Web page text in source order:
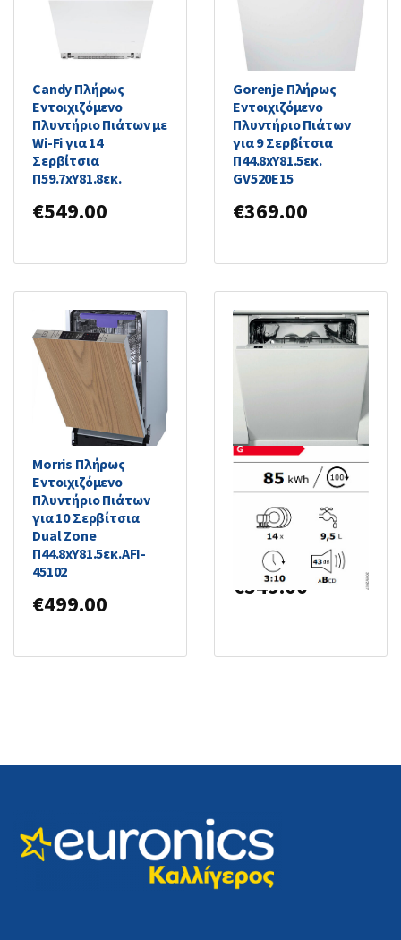
Candy Πλήρως
Εντοιχιζόμενο
Πλυντήριο Πιάτων με
Wi-Fi για 14
Σερβίτσια
Π59.7xY81.8εκ.
€549.00
Gorenje Πλήρως
Εντοιχιζόμενο
Πλυντήριο Πιάτων
για 9 Σερβίτσια
Π44.8xY81.5εκ.
GV520E15
€369.00
Morris Πλήρως
Εντοιχιζόμενο
Πλυντήριο Πιάτων
για 10 Σερβίτσια
Dual Zone
Π44.8xY81.5εκ.AFI-
45102
€499.00
Whirlpool Πλήρως
Εντοιχιζόμενο
για 14 Σερβίτσια
NaturalDry
Π59.8xY82εκ.
€549.00